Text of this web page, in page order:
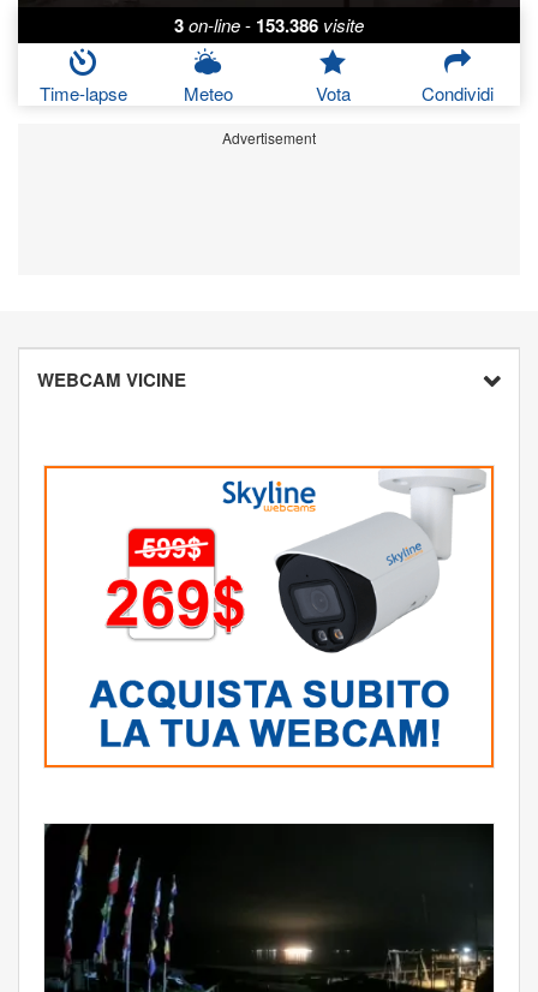
3on-line- 153.386 visite
Time-lapse Meteo Vota Condividi
Advertisement
WEBCAM VICINE